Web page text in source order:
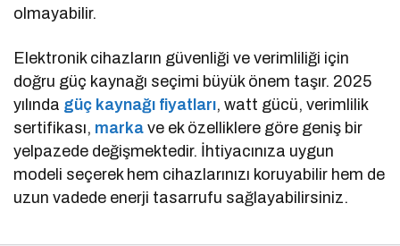
olmayabilir.
Elektronik cihazların güvenliği ve verimliliği için
doğru güç kaynağı seçimi büyük önem taşır. 2025
yılında güç kaynağı fiyatları, watt gücü, verimlilik
sertifikası, marka ve ek özelliklere göre geniş bir
yelpazede değişmektedir. İhtiyacınıza uygun
modeli seçerek hem cihazlarınızı koruyabilir hem de
uzun vadede enerji tasarrufu sağlayabilirsiniz.